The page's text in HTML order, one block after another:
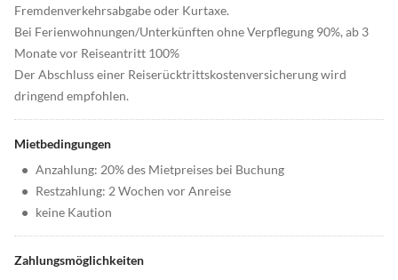
Fremdenverkehrsabgabe oder Kurtaxe.
Bei Ferienwohnungen/Unterkünften ohne Verpflegung 90%, ab 3
Monate vor Reiseantritt 100%
Der Abschluss einer Reiserücktrittskostenversicherung wird
dringend empfohlen.
Mietbedingungen
• Anzahlung: 20% des Mietpreises bei Buchung
• Restzahlung: 2 Wochen vor Anreise
• keine Kaution
Zahlungsmöglichkeiten